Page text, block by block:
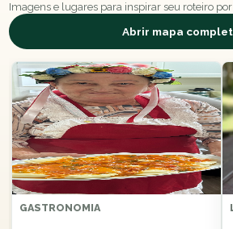
Imagens e lugares para inspirar seu roteiro
Abrir mapa
GASTRONOMIA